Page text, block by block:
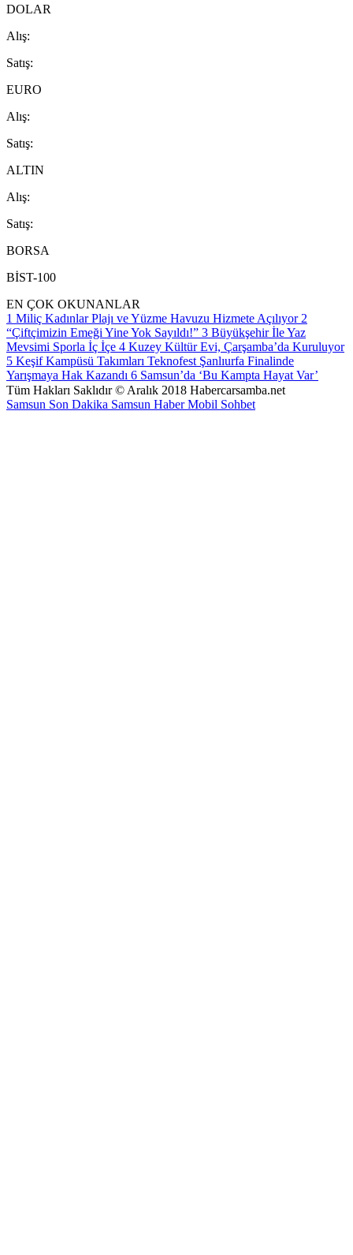
DOLAR
Alış:
Satış:
EURO
Alış:
Satış:
ALTIN
Alış:
Satış:
BORSA
BİST-100
EN ÇOK OKUNANLAR
1 Miliç Kadınlar Plajı ve Yüzme Havuzu Hizmete Açılıyor 2
“Çiftçimizin Emeği Yine Yok Sayıldı!” 3 Büyükşehir İle Yaz
Mevsimi Sporla İç İçe 4 Kuzey Kültür Evi, Çarşamba’da Kuruluyor
5 Keşif Kampüsü Takımları Teknofest Şanlıurfa Finalinde
Yarışmaya Hak Kazandı 6 Samsun’da ‘Bu Kampta Hayat Var’
Tüm Hakları Saklıdır © Aralık 2018 Habercarsamba.net
Samsun Son Dakika Samsun HaberMobil Sohbet